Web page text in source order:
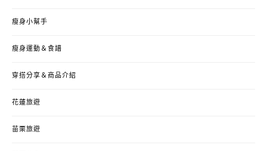
瘦身小幫手
瘦身運動＆食譜
穿搭分享＆商品介紹
花蓮旅遊
苗栗旅遊